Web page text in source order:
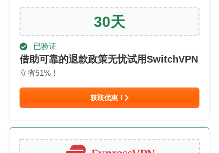
30天
已验证
借助可靠的退款政策无忧试用SwitchVPN
立省51%！
获取优惠！